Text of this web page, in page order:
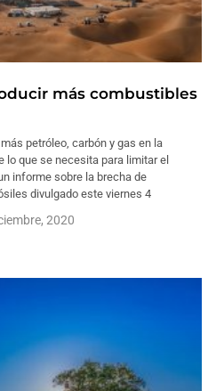
más combustibles
petróleo, carbón y gas en la
lo que se necesita para limitar el
informe sobre la brecha de
divulgado este viernes 4
2020